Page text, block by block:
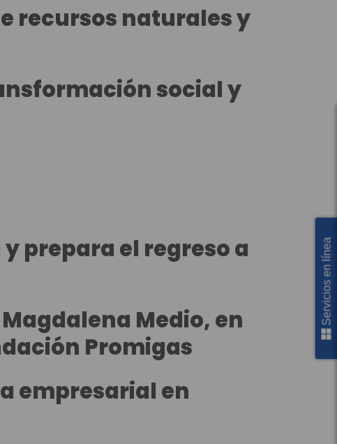
recursos naturales y
social y
prepara el regreso a
Medio, en
Promigas
empresarial en
Servicios en línea